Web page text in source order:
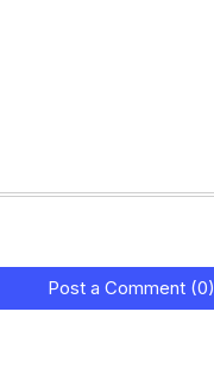
Post a Comment (0)